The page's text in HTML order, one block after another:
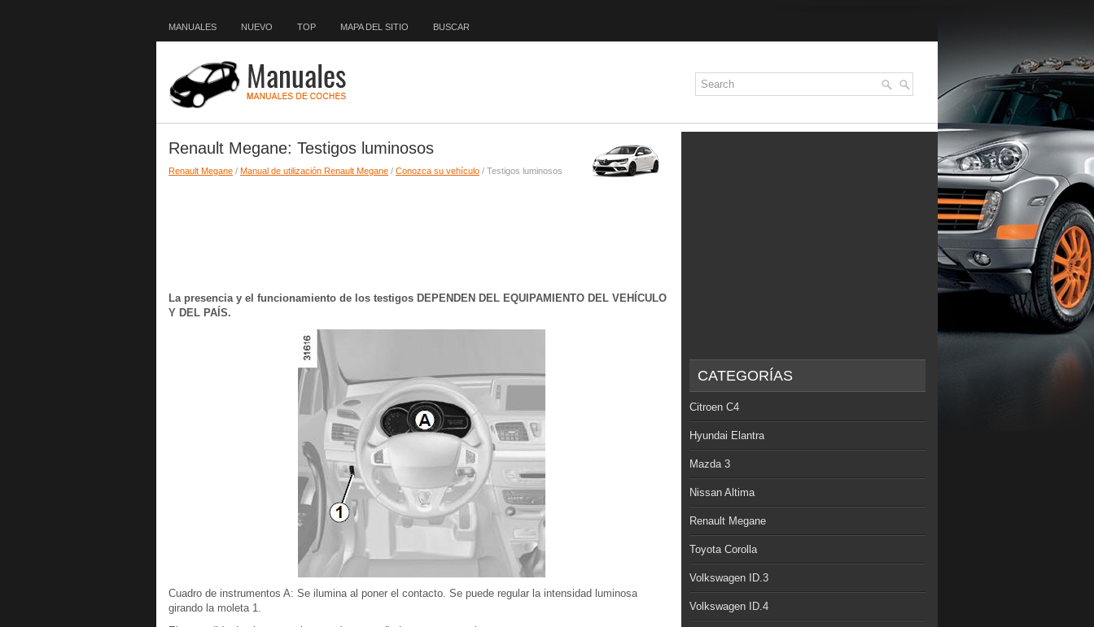
MANUALES NUEVO TOP MAPA DEL SITIO BUSCAR
Renault Megane: Testigos luminosos
Renault Megane / Manual de utilización Renault Megane / Conozca su vehículo / Testigos luminosos
La presencia y el funcionamiento de los testigos DEPENDEN DEL EQUIPAMIENTO DEL VEHÍCULO
Y DEL PAÍS.
Cuadro de instrumentos A: Se ilumina al poner el contacto. Se puede regular la intensidad luminosa
girando la moleta 1.
CATEGORÍAS
Citroen C4
Hyundai Elantra
Mazda 3
Nissan Altima
Renault Megane
Toyota Corolla
Volkswagen ID.3
Volkswagen ID.4